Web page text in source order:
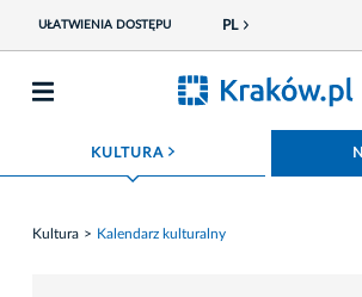
UŁATWIENIA DOSTĘPU PL
KULTURA ROZWIŃ MENU
Kultura Kalendarz kulturalny